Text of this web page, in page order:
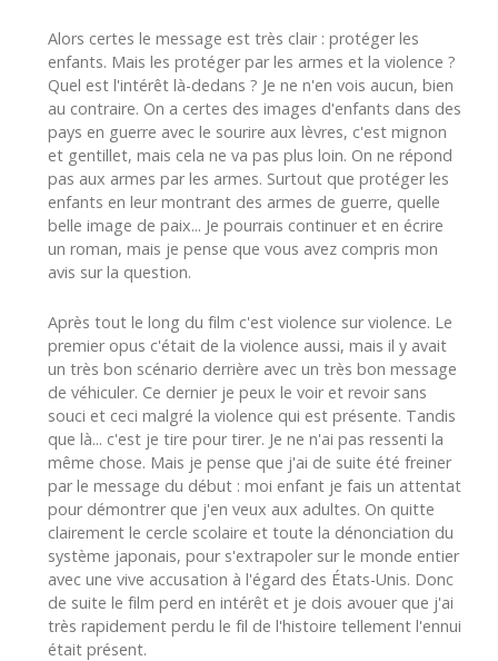
Alors certes le message est très clair : protéger les
enfants. Mais les protéger par les armes et la violence ?
Quel est l'intérêt là-dedans ? Je ne n'en vois aucun, bien
au contraire. On a certes des images d'enfants dans des
pays en guerre avec le sourire aux lèvres, c'est mignon
et gentillet, mais cela ne va pas plus loin. On ne répond
pas aux armes par les armes. Surtout que protéger les
enfants en leur montrant des armes de guerre, quelle
belle image de paix... Je pourrais continuer et en écrire
un roman, mais je pense que vous avez compris mon
avis sur la question.
Après tout le long du film c'est violence sur violence. Le
premier opus c'était de la violence aussi, mais il y avait
un très bon scénario derrière avec un très bon message
de véhiculer. Ce dernier je peux le voir et revoir sans
souci et ceci malgré la violence qui est présente. Tandis
que là... c'est je tire pour tirer. Je ne n'ai pas ressenti la
même chose. Mais je pense que j'ai de suite été freiner
par le message du début : moi enfant je fais un attentat
pour démontrer que j'en veux aux adultes. On quitte
clairement le cercle scolaire et toute la dénonciation du
système japonais, pour s'extrapoler sur le monde entier
avec une vive accusation à l'égard des États-Unis. Donc
de suite le film perd en intérêt et je dois avouer que j'ai
très rapidement perdu le fil de l'histoire tellement l'ennui
était présent.